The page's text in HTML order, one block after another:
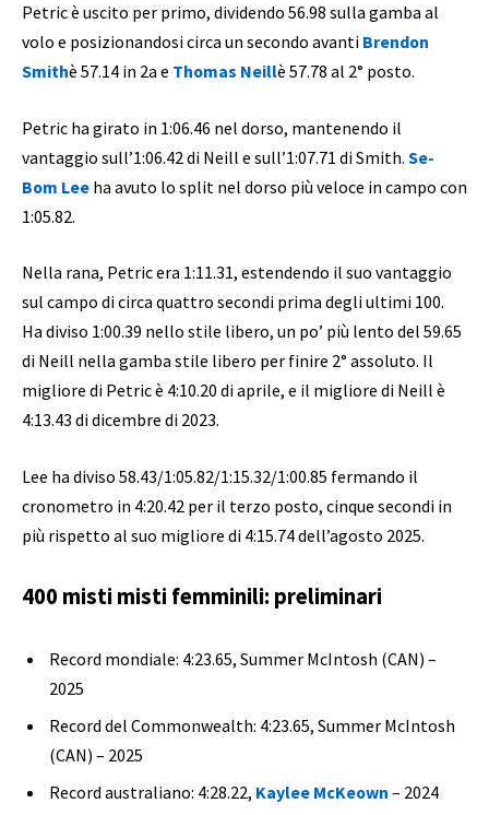
Petric è uscito per primo, dividendo 56.98 sulla gamba al
volo e posizionandosi circa un secondo avanti Brendon
Smithè 57.14 in 2a e Thomas Neillè 57.78 al 2° posto.
Petric ha girato in 1:06.46 nel dorso, mantenendo il
vantaggio sull’1:06.42 di Neill e sull’1:07.71 di Smith. Se-
Bom Lee ha avuto lo split nel dorso più veloce in campo con
1:05.82.
Nella rana, Petric era 1:11.31, estendendo il suo vantaggio
sul campo di circa quattro secondi prima degli ultimi 100.
Ha diviso 1:00.39 nello stile libero, un po’ più lento del 59.65
di Neill nella gamba stile libero per finire 2° assoluto. Il
migliore di Petric è 4:10.20 di aprile, e il migliore di Neill è
4:13.43 di dicembre di 2023.
Lee ha diviso 58.43/1:05.82/1:15.32/1:00.85 fermando il
cronometro in 4:20.42 per il terzo posto, cinque secondi in
più rispetto al suo migliore di 4:15.74 dell’agosto 2025.
400 misti misti femminili: preliminari
Record mondiale: 4:23.65, Summer McIntosh (CAN) –
2025
Record del Commonwealth: 4:23.65, Summer McIntosh
(CAN) – 2025
Record australiano: 4:28.22, Kaylee McKeown – 2024